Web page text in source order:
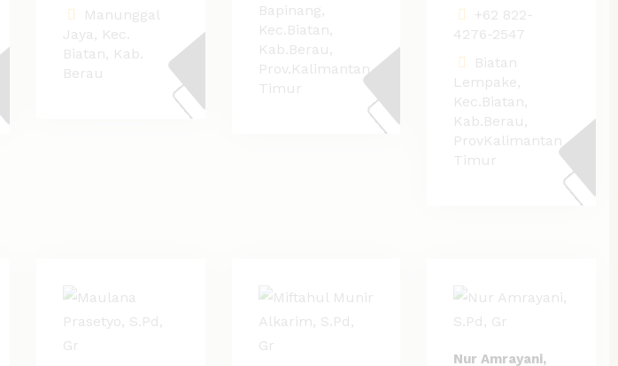
Manunggal
Jaya, Kec.
Biatan, Kab.
Berau
Bapinang,
Kec.Biatan,
Kab.Berau,
Prov.Kalimantan
Timur
+62 822-
4276-2547
Biatan
Lempake,
Kec.Biatan,
Kab.Berau,
ProvKalimantan
Timur
Nur Amrayani,